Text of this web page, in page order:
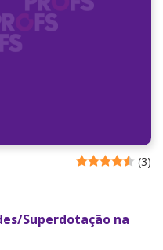
(3)
Superdotação na